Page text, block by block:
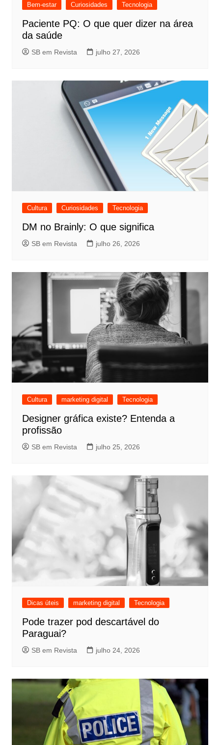
Bem-estar Curiosidades Tecnologia
Paciente PQ: O que quer dizer na área
da saúde
SB em Revista julho 27, 2026
Cultura Curiosidades Tecnologia
DM no Brainly: O que significa
SB em Revista julho 26, 2026
Cultura marketing digital Tecnologia
Designer gráfica existe? Entenda a
profissão
SB em Revista julho 25, 2026
Dicas úteis marketing digital Tecnologia
Pode trazer pod descartável do
Paraguai?
SB em Revista julho 24, 2026